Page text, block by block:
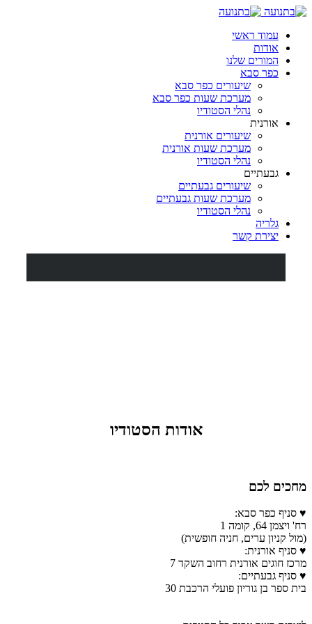
עמוד ראשי
אודות
המורים שלנו
כפר סבא
שיעורים כפר סבא
מערכת שעות כפר סבא
נהלי הסטודיו
אורנית
שיעורים אורנית
מערכת שעות אורנית
נהלי הסטודיו
גבעתיים
שיעורים גבעתיים
מערכת שעות גבעתיים
נהלי הסטודיו
גלריה
יצירת קשר
אודות הסטודיו
מחכים לכם
♥ סניף כפר סבא:
רח' ויצמן 64, קומה 1
(מול קניון ערים, חניה חופשית)
♥ סניף אורנית:
מרכז חוגים אורנית רחוב השקד 7
♥ סניף גבעתיים:
בית ספר בן גוריון פועלי הרכבת 30